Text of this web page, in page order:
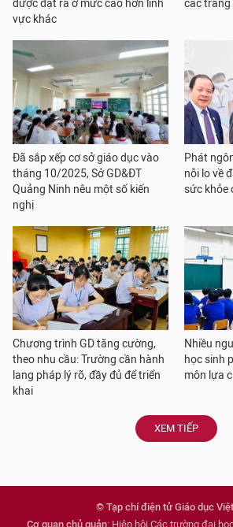
được đặt ra ở mức cao hơn lĩnh
vực khác
các
Đã sắp xếp cơ sở giáo dục vào
tháng 10/2025, Sở GD&ĐT
Quảng Ninh nêu một số kiến
nghị
Phát
nỗi lo về
sức khỏe
Chương trình GD tăng cường,
theo nhu cầu: Trường cần hành
lang pháp lý rõ, đầy đủ để triển
khai
Nhiều
học sinh
môn lựa
XEM TIẾP
© Tạp chí điện tử Giáo dục
Cơ quan chủ quản: Hiệp hội Các trường đại